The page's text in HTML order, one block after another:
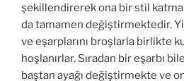
şekillendirerek ona bir stil
da tamamen değiştirmektedir.
ve eşarplarını broşlarla birlikte
hoşlanırlar. Sıradan bir eşarbı
baştan ayağı değiştirmekte ve